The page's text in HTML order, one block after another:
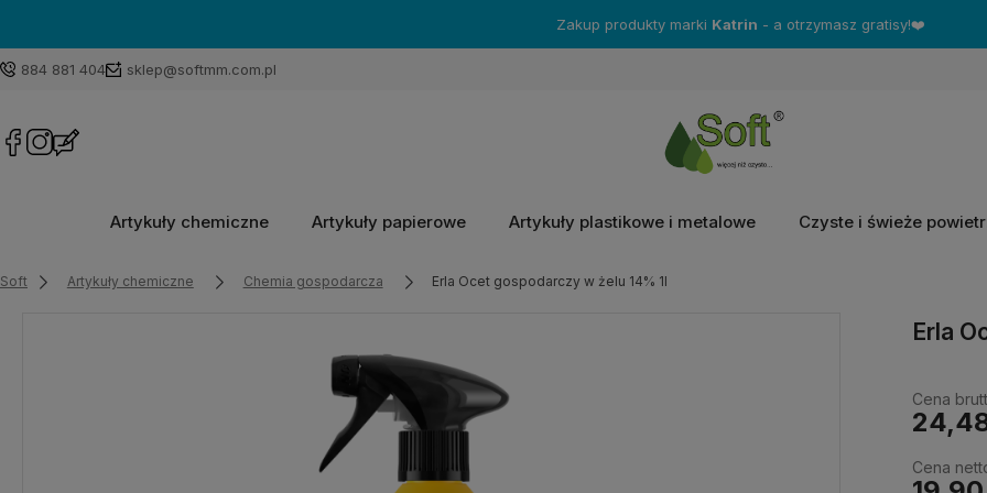
Zakup produkty marki Katrin - a otrzymasz gratisy!❤️
884 881 404 sklep@softmm.com.pl
Artykuły chemiczne Artykuły papierowe Artykuły plastikowe i metalowe Czyste i świeże
Soft Artykuły chemiczne Chemia gospodarcza Erla Ocet gospodarczy w żelu 14% 1l
Erla
Cena
Cena